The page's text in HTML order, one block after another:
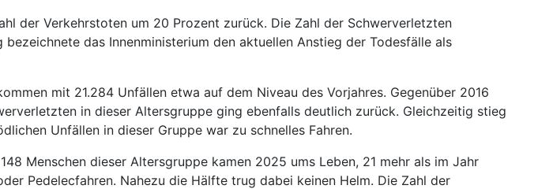
der Verkehrstoten um 20 Prozent zurück. Die Zahl der Schwerverletzten
das Innenministerium den aktuellen Anstieg der Todesfälle als
mit 21.284 Unfällen etwa auf dem Niveau des Vorjahres. Gegenüber 2016
in dieser Altersgruppe ging ebenfalls deutlich zurück. Gleichzeitig stieg
Unfällen in dieser Gruppe war zu schnelles Fahren.
Menschen dieser Altersgruppe kamen 2025 ums Leben, 21 mehr als im Jahr
Pedelecfahren. Nahezu die Hälfte trug dabei keinen Helm. Die Zahl der